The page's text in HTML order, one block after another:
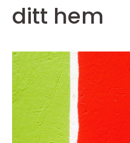
ditt hem